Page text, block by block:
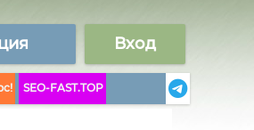
Вход
SEO-FAST.TOP